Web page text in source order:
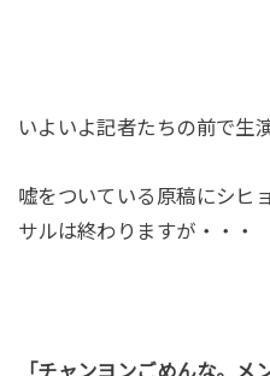
いよいよ記者たちの前で生
嘘をついている原稿にシヒ
サルは終わりますが・・・
「チャンヨンごめんな。メ